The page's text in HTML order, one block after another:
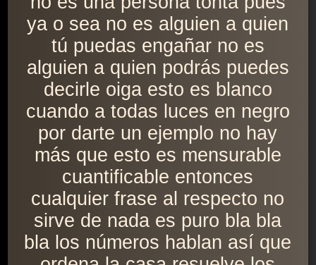
ya o sea no es alguien a quien
tú puedas engañar no es
alguien a quien podrás puedes
decirle oiga esto es blanco
cuando a todas luces en negro
por darte un ejemplo no hay
más que esto es mensurable
cuantificable entonces
cualquier frase al respecto no
sirve de nada es puro bla bla
bla los números hablan así que